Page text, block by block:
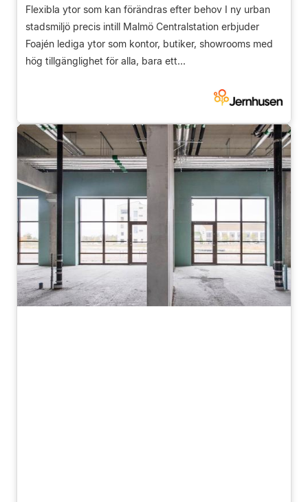
Flexibla ytor som kan förändras efter behov I ny urban
stadsmiljö precis intill Malmö Centralstation erbjuder
Foajén lediga ytor som kontor, butiker, showrooms med
hög tillgänglighet för alla, bara ett...